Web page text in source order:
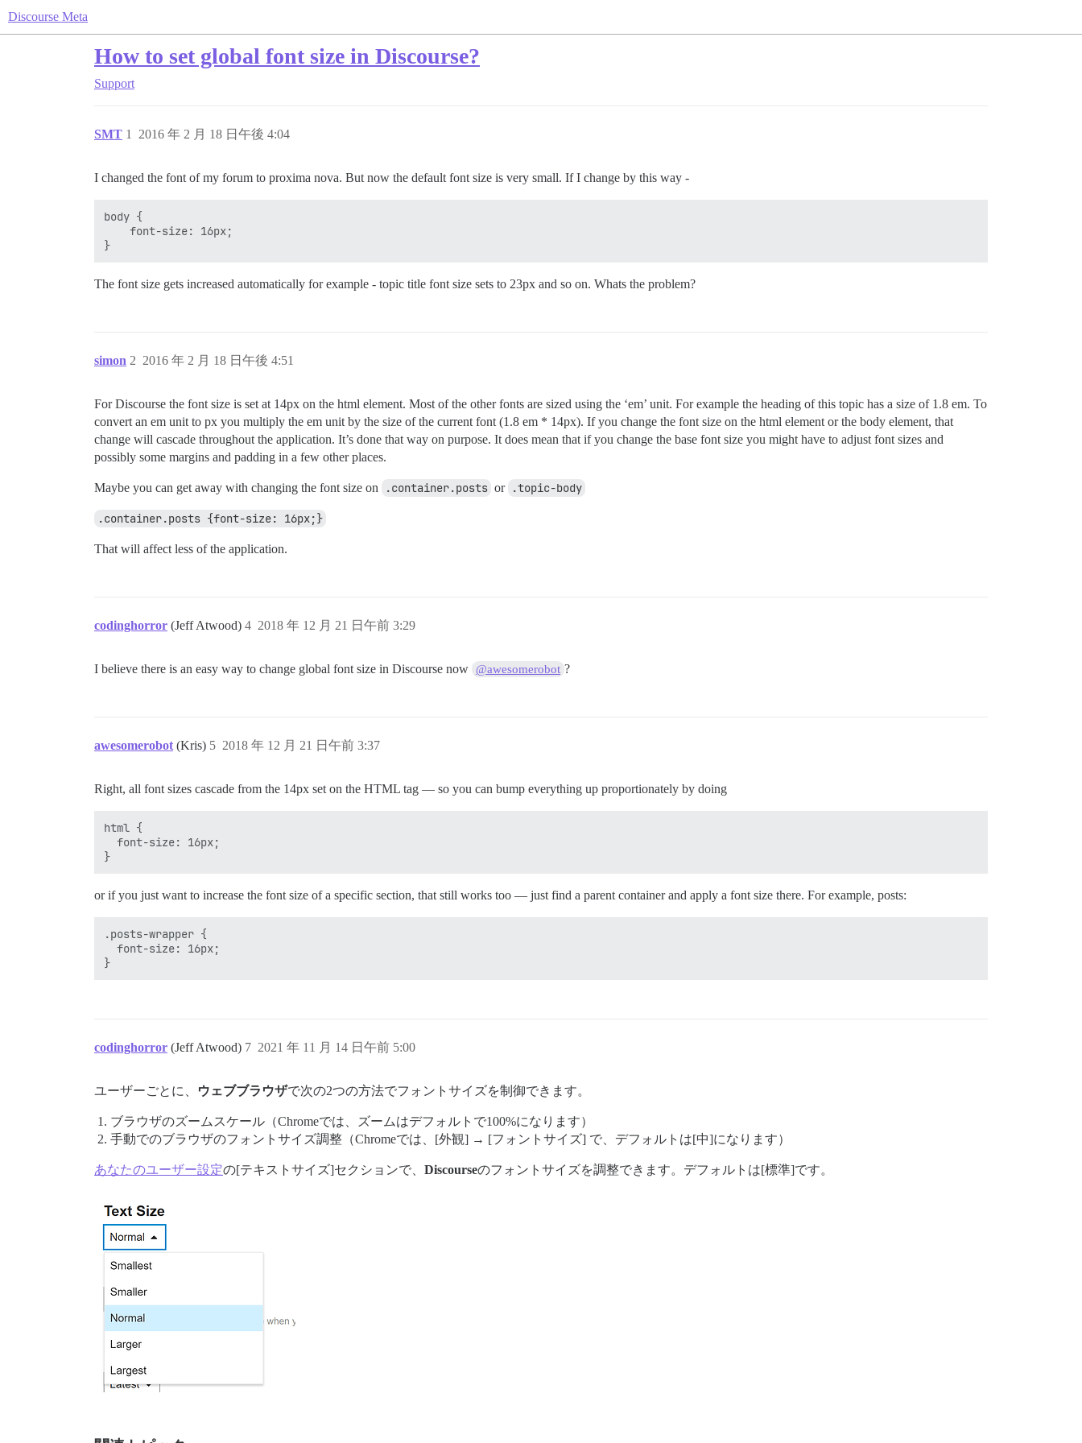
Discourse Meta
How to set global font size in Discourse?
Support
SMT 2016 年 2 月 18 日午後 4:04
1
I changed the font of my forum to proxima nova. But now the default font size is very small. If I change by this way -
body {
    font-size: 16px;
The font size gets increased automatically for example - topic title font size sets to 23px and so on. Whats the problem?
simon 2016 年 2 月 18 日午後 4:51
2
For Discourse the font size is set at 14px on the html element. Most of the other fonts are sized using the ‘em’ unit. For example the heading of this topic has a size of 1.8 em. To
convert an em unit to px you multiply the em unit by the size of the current font (1.8 em * 14px). If you change the font size on the html element or the body element, that
change will cascade throughout the application. It’s done that way on purpose. It does mean that if you change the base font size you might have to adjust font sizes and
possibly some margins and padding in a few other places.
Maybe you can get away with changing the font size on .container.posts or .topic-body
.container.posts {font-size: 16px;}
That will affect less of the application.
codinghorror (Jeff Atwood) 2018 年 12 月 21 日午前 3:29
4
I believe there is an easy way to change global font size in Discourse now @awesomerobot ?
awesomerobot (Kris) 2018 年 12 月 21 日午前 3:37
5
Right, all font sizes cascade from the 14px set on the HTML tag — so you can bump everything up proportionately by doing
html {
  font-size: 16px;
or if you just want to increase the font size of a specific section, that still works too — just find a parent container and apply a font size there. For example, posts:
.posts-wrapper {
  font-size: 16px;
codinghorror (Jeff Atwood) 2021 年 11 月 14 日午前 5:00
7
ユーザーごとに、 ウェブブラウザで次の2つの方法でフォントサイズを制御できます。
ブラウザのズームスケール（Chromeでは、ズームはデフォルトで100%になります）
手動でのブラウザのフォントサイズ調整（Chromeでは、[外観] → [フォントサイズ] で、デフォルトは[中]になります）
あなたのユーザー設定の[テキストサイズ]セクションで、 Discourseのフォントサイズを調整できます。デフォルトは[標準]です。